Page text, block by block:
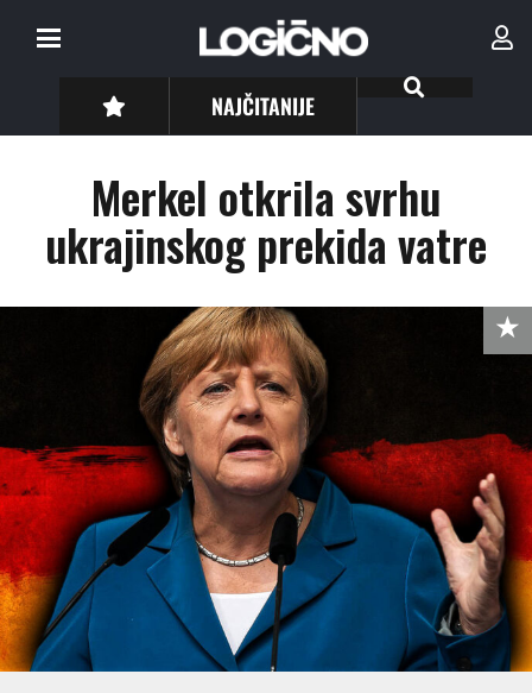
NAJČITANIJE
Merkel otkrila svrhu
ukrajinskog prekida vatre